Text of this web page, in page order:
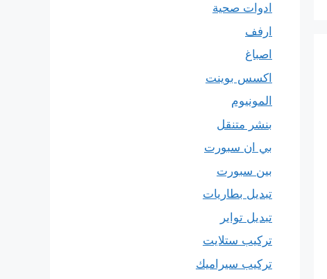
ادوات صحية
ارفف
اصباغ
اكسس بوينت
المونيوم
بنشر متنقل
بي ان سبورت
بين سبورت
تبديل بطاريات
تبديل تواير
تركيب ستلايت
تركيب سيراميك